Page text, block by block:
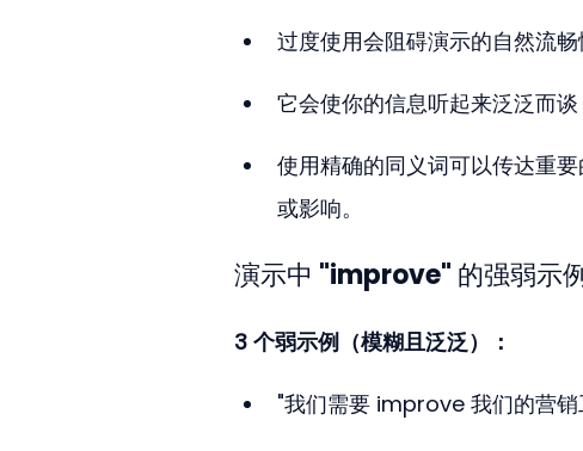
过度使用会阻碍演示的自然流
它会使你的信息听起来泛泛而
使用精确的同义词可以传达重
或影响。
演示中 "improve" 的强弱示
3 个弱示例（模糊且泛泛）：
"我们需要 improve 我们的营销